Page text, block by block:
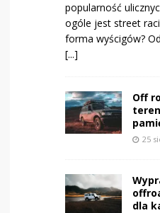
popularność
ogóle jest street
forma wyścigów?
[...]
Off
25
dla